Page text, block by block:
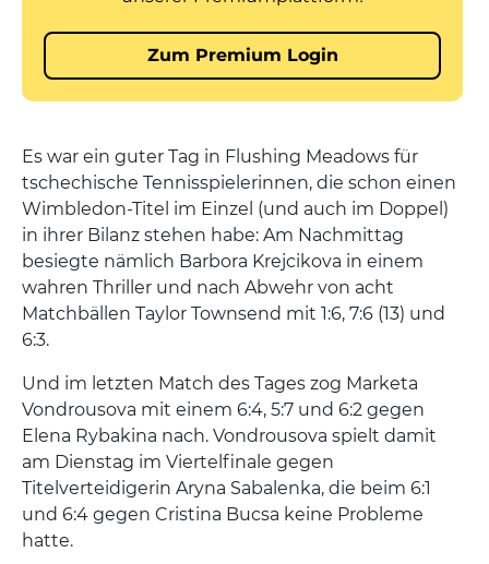
Es war ein guter Tag in Flushing Meadows für
tschechische Tennisspielerinnen, die schon einen
Wimbledon-Titel im Einzel (und auch im Doppel)
in ihrer Bilanz stehen habe: Am Nachmittag
besiegte nämlich Barbora Krejcikova in einem
wahren Thriller und nach Abwehr von acht
Matchbällen Taylor Townsend mit 1:6, 7:6 (13) und
6:3.
Und im letzten Match des Tages zog Marketa
Vondrousova mit einem 6:4, 5:7 und 6:2 gegen
Elena Rybakina nach. Vondrousova spielt damit
am Dienstag im Viertelfinale gegen
Titelverteidigerin Aryna Sabalenka, die beim 6:1
und 6:4 gegen Cristina Bucsa keine Probleme
hatte.